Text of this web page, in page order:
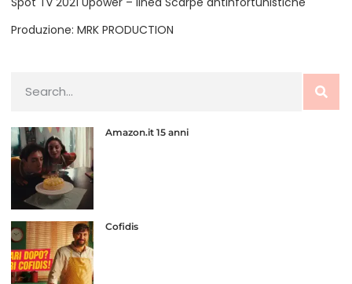
Produzione: MRK PRODUCTION
Amazon.it 15 anni
Cofidis